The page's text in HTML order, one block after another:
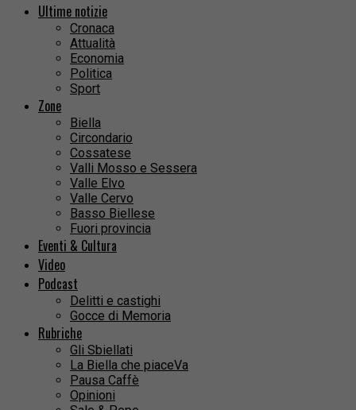
Ultime notizie
Cronaca
Attualità
Economia
Politica
Sport
Zone
Biella
Circondario
Cossatese
Valli Mosso e Sessera
Valle Elvo
Valle Cervo
Basso Biellese
Fuori provincia
Eventi & Cultura
Video
Podcast
Delitti e castighi
Gocce di Memoria
Rubriche
Gli Sbiellati
La Biella che piaceVa
Pausa Caffè
Opinioni